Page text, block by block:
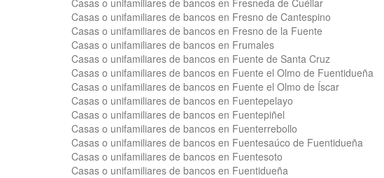
Casas o unifamiliares de bancos en Fresneda de Cuéllar
Casas o unifamiliares de bancos en Fresno de Cantespino
Casas o unifamiliares de bancos en Fresno de la Fuente
Casas o unifamiliares de bancos en Frumales
Casas o unifamiliares de bancos en Fuente de Santa Cruz
Casas o unifamiliares de bancos en Fuente el Olmo de Fuentidueña
Casas o unifamiliares de bancos en Fuente el Olmo de Íscar
Casas o unifamiliares de bancos en Fuentepelayo
Casas o unifamiliares de bancos en Fuentepiñel
Casas o unifamiliares de bancos en Fuenterrebollo
Casas o unifamiliares de bancos en Fuentesaúco de Fuentidueña
Casas o unifamiliares de bancos en Fuentesoto
Casas o unifamiliares de bancos en Fuentidueña